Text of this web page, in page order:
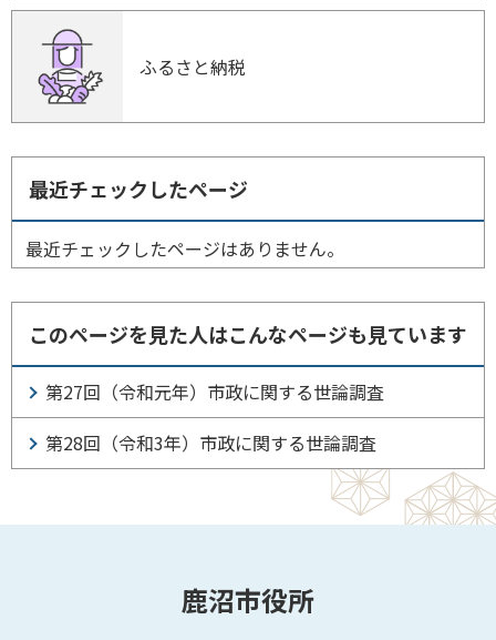
ふるさと納税
最近チェックしたページ
最近チェックしたページはありません。
このページを見た人はこんなページも見ています
第27回（令和元年）市政に関する世論調査
第28回（令和3年）市政に関する世論調査
鹿沼市役所